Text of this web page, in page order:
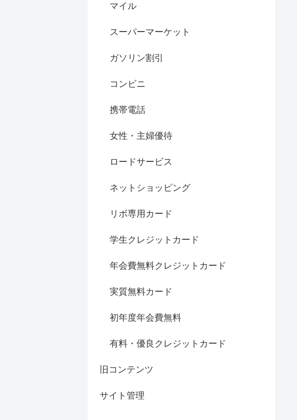
マイル
スーパーマーケット
ガソリン割引
コンビニ
携帯電話
女性・主婦優待
ロードサービス
ネットショッピング
リボ専用カード
学生クレジットカード
年会費無料クレジットカード
実質無料カード
初年度年会費無料
有料・優良クレジットカード
旧コンテンツ
サイト管理